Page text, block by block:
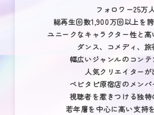
フォロワー25万
総再生回数1,900万回以上を
ユニークなキャラクター性と高
ダンス、コメディ、
幅広いジャンルのコンテ
人気クリエイターが
ベビタピ原宿店のメンバ
視聴者を惹きつける独特
若年層を中心に高い支持